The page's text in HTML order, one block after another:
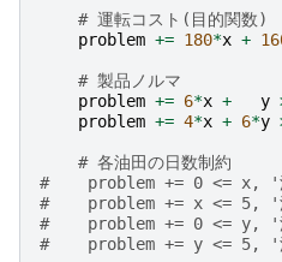
# 運転コスト(目的関数)
problem += 180*x +
# 製品ノルマ
problem += 6*x + y
problem += 4*x + 6*y
# 各油田の日数制約
#    problem += 0 <= x, '油
#    problem += x <= 5, '油
#    problem += 0 <= y, '油
#    problem += y <= 5, '油